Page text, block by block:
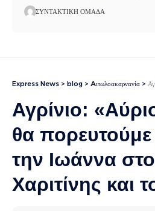
ΣΥΝΤΑΚΤΙΚΉ ΟΜΆΔΑ
Express News > blog > Aιτωλοακαρνανία >
Αγρίνιο:
θα πορευτούμε
την Ιωάννα
Χαριτίνης και